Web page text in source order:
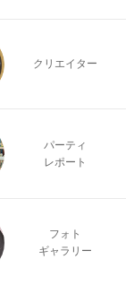
クリエイター
パーティ
レポート
フォト
ギャラリー